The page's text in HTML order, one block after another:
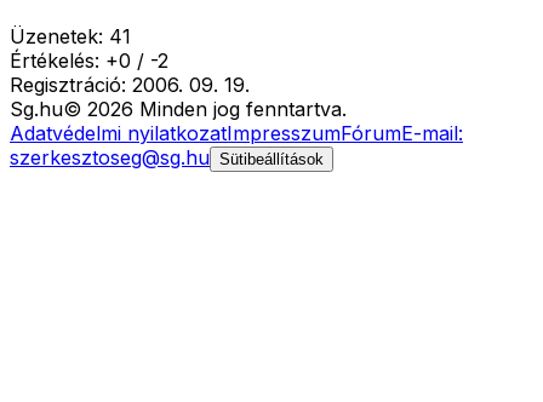
Üzenetek: 41
Értékelés: +0 / -2
Regisztráció: 2006. 09. 19.
Sg.hu© 2026 Minden jog fenntartva.
Adatvédelmi nyilatkozatImpresszumFórumE-mail:
szerkesztoseg@sg.hu Sütibeállítások